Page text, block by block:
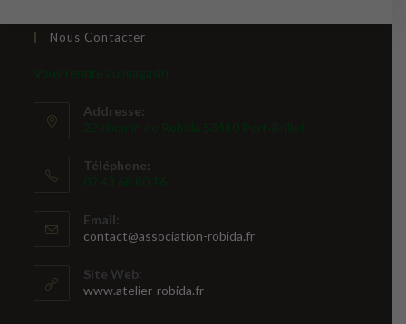
Nous Contacter
Vous rendre au magasin
Addresse:
22 chemin de Robida 53410 Port-Brillet
Téléphone:
02 43 68 80 16
Email:
contact@association-robida.frS’ouvre
Site Web:
www.atelier-robida.fr